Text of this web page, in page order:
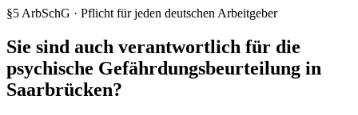
§5 ArbSchG · Pflicht für jeden deutschen Arbeitgeber
Sie sind auch verantwortlich für die
psychische Gefährdungsbeurteilung in
Saarbrücken?